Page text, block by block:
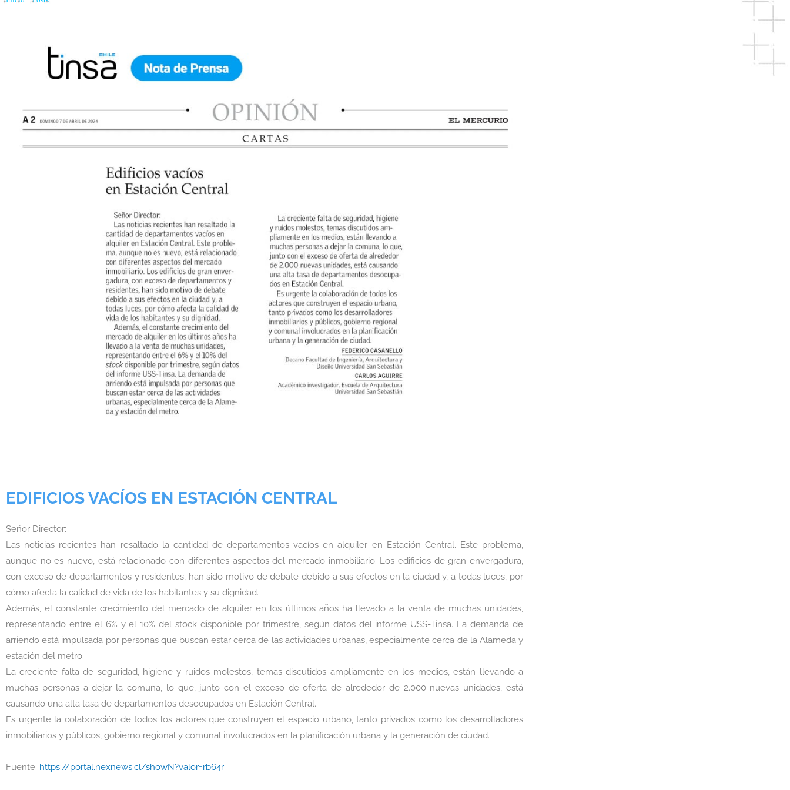
EDIFICIOS VACÍOS EN ESTACIÓN CENTRAL
Señor Director:
Las noticias recientes han resaltado la cantidad de departamentos vacíos en alquiler en Estación Central. Este problema,
aunque no es nuevo, está relacionado con diferentes aspectos del mercado inmobiliario. Los edificios de gran envergadura,
con exceso de departamentos y residentes, han sido motivo de debate debido a sus efectos en la ciudad y, a todas luces, por
cómo afecta la calidad de vida de los habitantes y su dignidad.
Además, el constante crecimiento del mercado de alquiler en los últimos años ha llevado a la venta de muchas unidades,
representando entre el 6% y el 10% del stock disponible por trimestre, según datos del informe USS-Tinsa. La demanda de
arriendo está impulsada por personas que buscan estar cerca de las actividades urbanas, especialmente cerca de la Alameda y
estación del metro.
La creciente falta de seguridad, higiene y ruidos molestos, temas discutidos ampliamente en los medios, están llevando a
muchas personas a dejar la comuna, lo que, junto con el exceso de oferta de alrededor de 2.000 nuevas unidades, está
causando una alta tasa de departamentos desocupados en Estación Central.
Es urgente la colaboración de todos los actores que construyen el espacio urbano, tanto privados como los desarrolladores
inmobiliarios y públicos, gobierno regional y comunal involucrados en la planificación urbana y la generación de ciudad.
Fuente: https://portal.nexnews.cl/showN?valor=rb64r